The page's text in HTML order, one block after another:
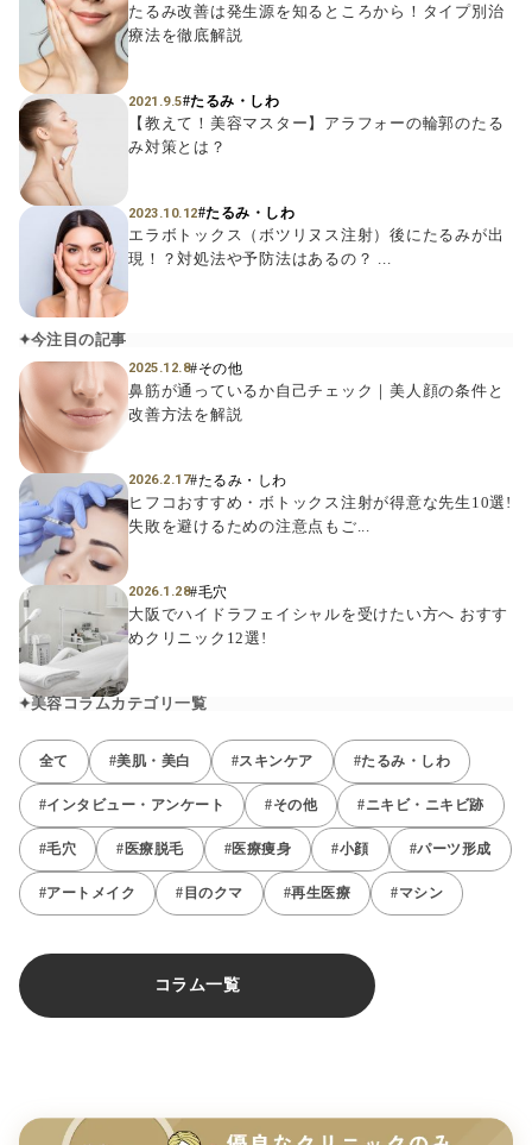
2023.10.12#たるみ・しわ
エラボトックス（ボツリヌス注射）後にたるみが出
現！？対処法や予防法はあるの？ ...
2021.9.5#たるみ・しわ
【教えて！美容マスター】アラフォーの輪郭のたる
み対策とは？
たるみ改善は発生源を知るところから！タイプ別治
療法を徹底解説
今注目の記事
2025.12.8#その他
鼻筋が通っているか自己チェック｜美人顔の条件と
改善方法を解説
2026.2.17#たるみ・しわ
ヒフコおすすめ・ボトックス注射が得意な先生10選!
失敗を避けるための注意点もご...
2026.1.28#毛穴
大阪でハイドラフェイシャルを受けたい方へ おすす
めクリニック12選!
美容コラムカテゴリ一覧
全て #美肌・美白 #スキンケア #たるみ・しわ
#インタビュー・アンケート #その他 #ニキビ・ニキビ跡
#毛穴 #医療脱毛 #医療痩身 #小顔 #パーツ形成
#アートメイク #目のクマ #再生医療 #マシン
コラム一覧